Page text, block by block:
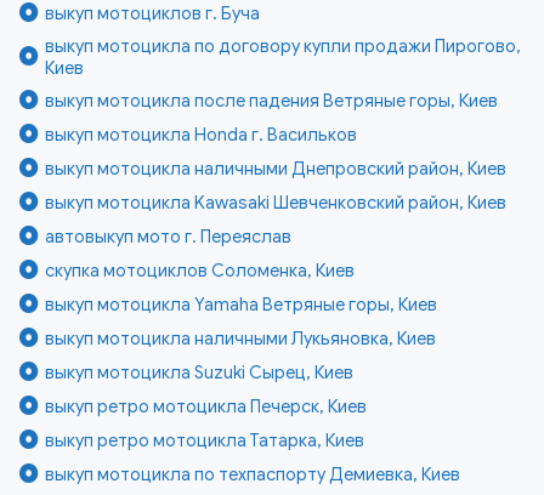
выкуп мотоциклов г. Буча
выкуп мотоцикла по договору купли продажи Пирогово,
Киев
выкуп мотоцикла после падения Ветряные горы, Киев
выкуп мотоцикла Honda г. Васильков
выкуп мотоцикла наличными Днепровский район, Киев
выкуп мотоцикла Kawasaki Шевченковский район, Киев
автовыкуп мото г. Переяслав
скупка мотоциклов Соломенка, Киев
выкуп мотоцикла Yamaha Ветряные горы, Киев
выкуп мотоцикла наличными Лукьяновка, Киев
выкуп мотоцикла Suzuki Сырец, Киев
выкуп ретро мотоцикла Печерск, Киев
выкуп ретро мотоцикла Татарка, Киев
выкуп мотоцикла по техпаспорту Демиевка, Киев